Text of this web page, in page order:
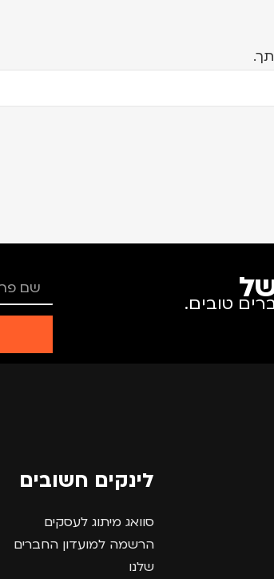
טובים.
לינקים חשובים
סוואג מיתוג לעסקים
הרשמה למועדון החברים
שלנו